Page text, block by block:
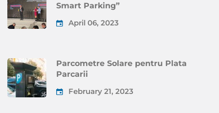
Smart Parking”
April 06, 2023
Parcometre Solare pentru Plata
Parcarii
February 21, 2023